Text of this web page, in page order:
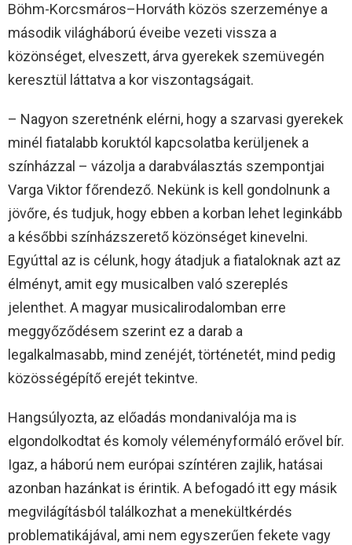
Böhm-Korcsmáros–Horváth közös szerzeménye a
második világháború éveibe vezeti vissza a
közönséget, elveszett, árva gyerekek szemüvegén
keresztül láttatva a kor viszontagságait.
– Nagyon szeretnénk elérni, hogy a szarvasi gyerekek
minél fiatalabb koruktól kapcsolatba kerüljenek a
színházzal – vázolja a darabválasztás szempontjai
Varga Viktor főrendező. Nekünk is kell gondolnunk a
jövőre, és tudjuk, hogy ebben a korban lehet leginkább
a későbbi színházszerető közönséget kinevelni.
Egyúttal az is célunk, hogy átadjuk a fiataloknak azt az
élményt, amit egy musicalben való szereplés
jelenthet. A magyar musicalirodalomban erre
meggyőződésem szerint ez a darab a
legalkalmasabb, mind zenéjét, történetét, mind pedig
közösségépítő erejét tekintve.
Hangsúlyozta, az előadás mondanivalója ma is
elgondolkodtat és komoly véleményformáló erővel bír.
Igaz, a háború nem európai színtéren zajlik, hatásai
azonban hazánkat is érintik. A befogadó itt egy másik
megvilágításból találkozhat a menekültkérdés
problematikájával, ami nem egyszerűen fekete vagy